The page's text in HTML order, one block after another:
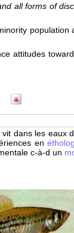
all forms of
attitudes
dans les eaux
en
c-à-d un